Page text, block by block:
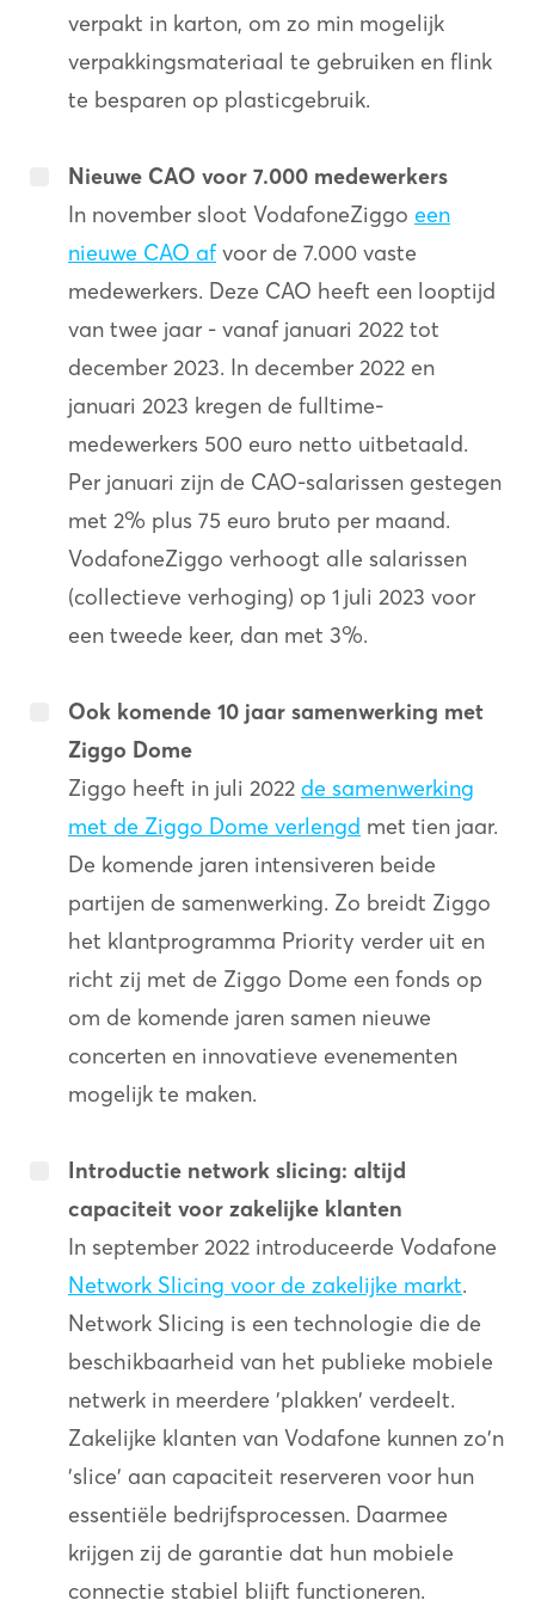
verpakt in karton, om zo min mogelijk
verpakkingsmateriaal te gebruiken en flink
te besparen op plasticgebruik.
Nieuwe CAO voor 7.000 medewerkers
In november sloot VodafoneZiggo een
nieuwe CAO afvoor de 7.000 vaste
medewerkers. Deze CAO heeft een looptijd
van twee jaar - vanaf januari 2022 tot
december 2023. In december 2022 en
januari 2023 kregen de fulltime-
medewerkers 500 euro netto uitbetaald.
Per januari zijn de CAO-salarissen gestegen
met 2% plus 75 euro bruto per maand.
VodafoneZiggo verhoogt alle salarissen
(collectieve verhoging) op 1 juli 2023 voor
een tweede keer, dan met 3%.
Ook komende 10 jaar samenwerking met
Ziggo Dome
Ziggo heeft in juli 2022 de samenwerking
met de Ziggo Dome verlengd met tien jaar.
De komende jaren intensiveren beide
partijen de samenwerking. Zo breidt Ziggo
het klantprogramma Priority verder uit en
richt zij met de Ziggo Dome een fonds op
om de komende jaren samen nieuwe
concerten en innovatieve evenementen
mogelijk te maken.
Introductie network slicing: altijd
capaciteit voor zakelijke klanten
In september 2022 introduceerde Vodafone
Network Slicing voor de zakelijke markt.
Network Slicing is een technologie die de
beschikbaarheid van het publieke mobiele
netwerk in meerdere 'plakken' verdeelt.
Zakelijke klanten van Vodafone kunnen zo'n
'slice' aan capaciteit reserveren voor hun
essentiële bedrijfsprocessen. Daarmee
krijgen zij de garantie dat hun mobiele
connectie stabiel blijft functioneren.